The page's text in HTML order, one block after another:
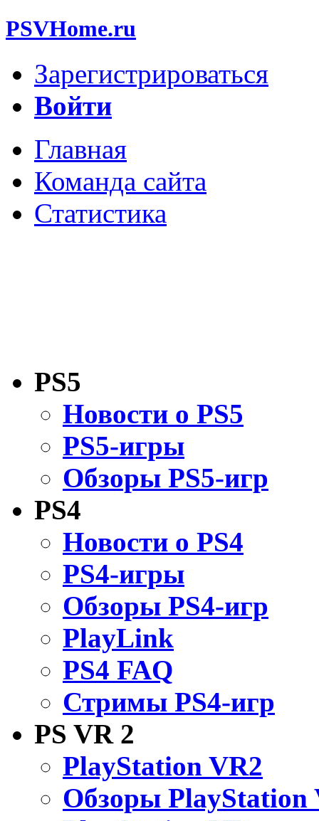
PSVHome.ru
Зарегистрироваться
Войти
Главная
Команда сайта
Статистика
PS5
Новости о PS5
PS5-игры
Обзоры PS5-игр
PS4
Новости о PS4
PS4-игры
Обзоры PS4-игр
PlayLink
PS4 FAQ
Стримы PS4-игр
PS VR 2
PlayStation VR2
Обзоры PlayStation